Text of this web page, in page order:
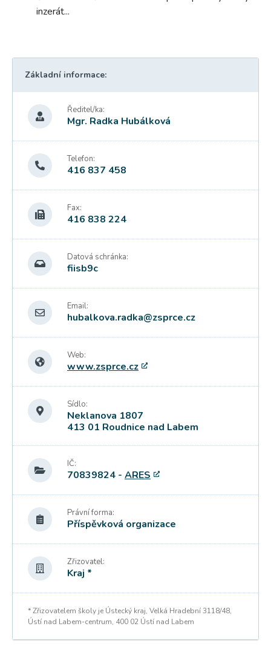
inzerát...
Základní informace:
Ředitel/ka:
Mgr. Radka Hubálková
Telefon:
416 837 458
Fax:
416 838 224
Datová schránka:
fiisb9c
Email:
hubalkova.radka@zsprce.cz
Web:
www.zsprce.cz
Sídlo:
Neklanova 1807
413 01 Roudnice nad Labem
IČ:
70839824 - ARES
Právní forma:
Příspěvková organizace
Zřizovatel:
Kraj *
* Zřizovatelem školy je Ústecký kraj, Velká Hradební 3118/48,
Ústí nad Labem-centrum, 400 02 Ústí nad Labem